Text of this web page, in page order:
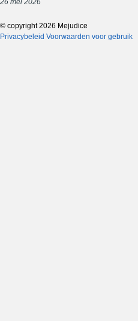
© copyright 2026 Mejudice
Privacybeleid Voorwaarden voor gebruik